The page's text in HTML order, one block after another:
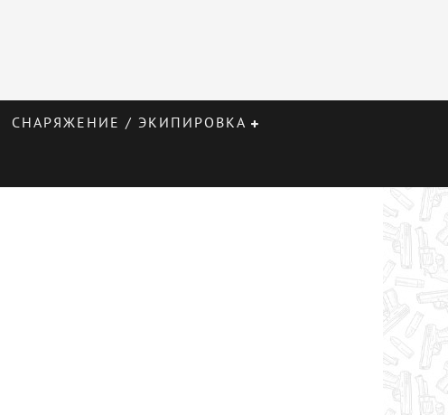
СНАРЯЖЕНИЕ / ЭКИПИРОВКА